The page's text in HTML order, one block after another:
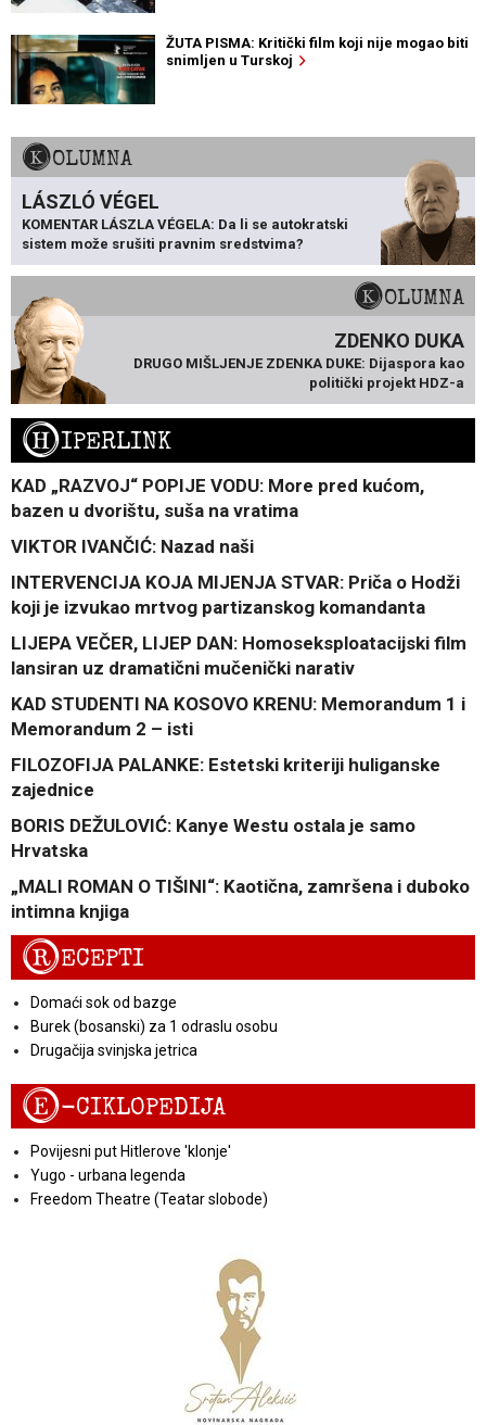
ŽUTA PISMA: Kritički film koji nije mogao biti
snimljen u Turskoj
KOLUMNA
LÁSZLÓ VÉGEL
KOMENTAR LÁSZLA VÉGELA: Da li se autokratski
sistem može srušiti pravnim sredstvima?
KOLUMNA
ZDENKO DUKA
DRUGO MIŠLJENJE ZDENKA DUKE: Dijaspora kao
politički projekt HDZ-a
HIPERLINK
KAD „RAZVOJ“ POPIJE VODU: More pred kućom,
bazen u dvorištu, suša na vratima
VIKTOR IVANČIĆ: Nazad naši
INTERVENCIJA KOJA MIJENJA STVAR: Priča o Hodži
koji je izvukao mrtvog partizanskog komandanta
LIJEPA VEČER, LIJEP DAN: Homoseksploatacijski film
lansiran uz dramatični mučenički narativ
KAD STUDENTI NA KOSOVO KRENU: Memorandum 1 i
Memorandum 2 – isti
FILOZOFIJA PALANKE: Estetski kriteriji huliganske
zajednice
BORIS DEŽULOVIĆ: Kanye Westu ostala je samo
Hrvatska
„MALI ROMAN O TIŠINI“: Kaotična, zamršena i duboko
intimna knjiga
RECEPTI
Domaći sok od bazge
Burek (bosanski) za 1 odraslu osobu
Drugačija svinjska jetrica
E-CIKLOPEDIJA
Povijesni put Hitlerove 'klonje'
Yugo - urbana legenda
Freedom Theatre (Teatar slobode)